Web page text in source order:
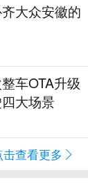
大众安徽的
车OTA升级
大场景
击查看更多